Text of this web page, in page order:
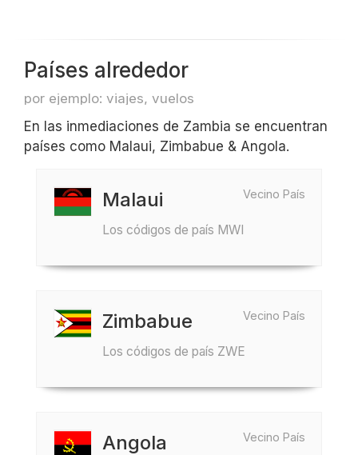
Países alrededor
por ejemplo: viajes, vuelos
En las inmediaciones de Zambia se encuentran
países como Malaui, Zimbabue & Angola.
Vecino País
Malaui
Los códigos de país MWI
Vecino País
Zimbabue
Los códigos de país ZWE
Vecino País
Angola